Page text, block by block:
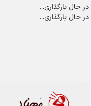
در حال بارگذاری...
در حال بارگذاری...